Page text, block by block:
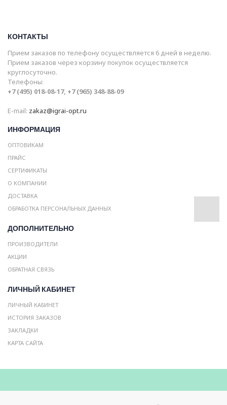
КОНТАКТЫ
Прием заказов по телефону осуществляется 6 дней в неделю.
Прием заказов через корзину покупок осуществляется
круглосуточно.
Телефоны:
+7 (495) 018-08-17, +7 (965) 348-88-09
E-mail: zakaz@igrai-opt.ru
ИНФОРМАЦИЯ
ОПТОВИКАМ
ПРАЙС
СЕРТИФИКАТЫ
О КОМПАНИИ
ДОСТАВКА
ОБРАБОТКА ПЕРСОНАЛЬНЫХ ДАННЫХ
ДОПОЛНИТЕЛЬНО
ПРОИЗВОДИТЕЛИ
АКЦИИ
ОБРАТНАЯ СВЯЗЬ
ЛИЧНЫЙ КАБИНЕТ
ЛИЧНЫЙ КАБИНЕТ
ИСТОРИЯ ЗАКАЗОВ
ЗАКЛАДКИ
КАРТА САЙТА